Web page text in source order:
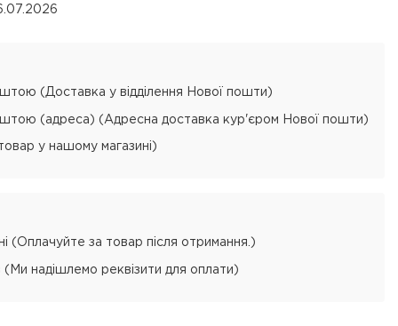
(Доставка у відділення Нової пошти)
(адреса) (Адресна доставка кур'єром Нової пошти)
у нашому магазині)
(Оплачуйте за товар після отримання.)
(Ми надішлемо реквізити для оплати)